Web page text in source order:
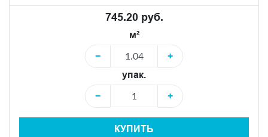
745.20 руб.
м²
−
+
упак.
−
+
КУПИТЬ